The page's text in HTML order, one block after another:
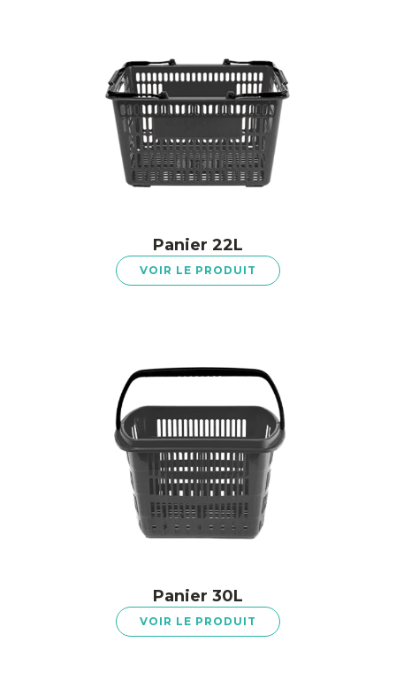
Panier 22L
VOIR LE PRODUIT
Panier 30L
VOIR LE PRODUIT